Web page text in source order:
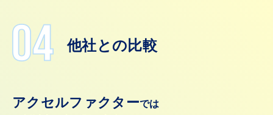
他社との比較
アクセルファクターでは